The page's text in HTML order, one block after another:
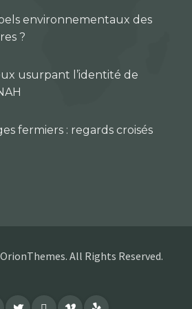
environnementaux des
?
usurpant l’identité de
fermiers : regards croisés
All Rights Reserved.